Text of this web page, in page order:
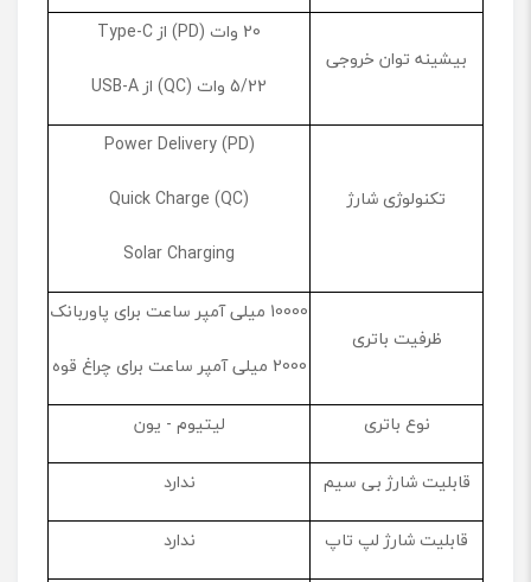
بیشینه توان خروجی
20 وات (PD) از Type-C
5/22 وات (QC) از USB-A
تکنولوژی شارژ
Power Delivery (PD)
Quick Charge (QC)
Solar Charging
ظرفیت باتری
10000 میلی آمپر ساعت برای پاوربانک
2000 میلی آمپر ساعت برای چراغ قوه
نوع باتری
لیتیوم - یون
قابلیت شارژ بی سیم
ندارد
قابلیت شارژ لپ تاپ
ندارد